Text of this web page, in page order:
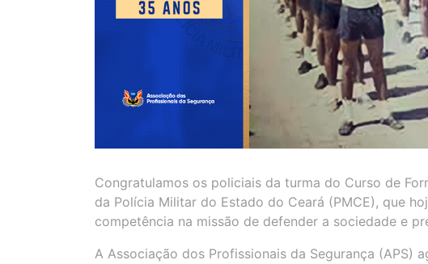
Congratulamos os policiais da turma do Curso de
da Polícia Militar do Estado do Ceará (PMCE), que
competência na missão de defender a sociedade e
A Associação dos Profissionais da Segurança